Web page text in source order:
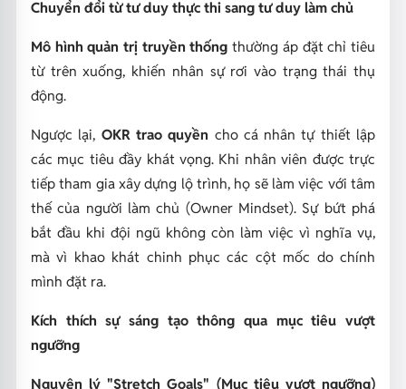
Chuyển đổi từ tư duy thực thi sang tư duy làm chủ
Mô hình quản trị truyền thống thường áp đặt chỉ tiêu
từ trên xuống, khiến nhân sự rơi vào trạng thái thụ
động.
Ngược lại, OKR trao quyền cho cá nhân tự thiết lập
các mục tiêu đầy khát vọng. Khi nhân viên được trực
tiếp tham gia xây dựng lộ trình, họ sẽ làm việc với tâm
thế của người làm chủ (Owner Mindset). Sự bứt phá
bắt đầu khi đội ngũ không còn làm việc vì nghĩa vụ,
mà vì khao khát chinh phục các cột mốc do chính
mình đặt ra.
Kích thích sự sáng tạo thông qua mục tiêu vượt
ngưỡng
Nguyên lý "Stretch Goals" (Mục tiêu vượt ngưỡng)